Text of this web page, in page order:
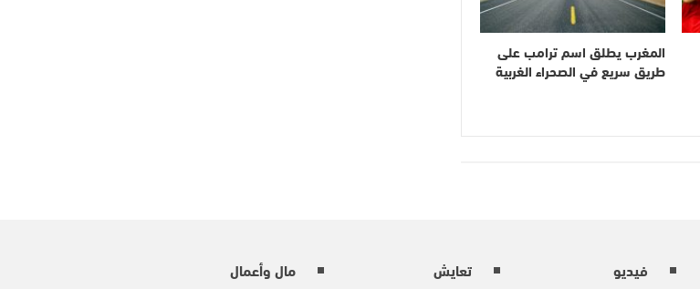
المغرب يطلق اسم ترامب على
طريق سريع في الصحراء الغربية
فيديو
تعايش
مال وأعمال